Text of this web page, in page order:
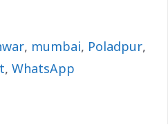
, mumbai, Poladpur,
, WhatsApp